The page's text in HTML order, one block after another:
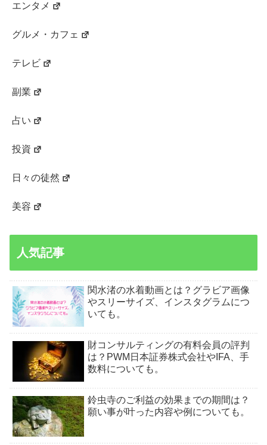
エンタメ
グルメ・カフェ
テレビ
副業
占い
投資
日々の徒然
美容
人気記事
関水渚の水着動画とは？グラビア画像
やスリーサイズ、インスタグラムにつ
いても。
財コンサルティングの有料会員の評判
は？PWM日本証券株式会社やIFA、手
数料についても。
鈴虫寺のご利益の効果までの期間は？
願い事が叶った内容や例についても。